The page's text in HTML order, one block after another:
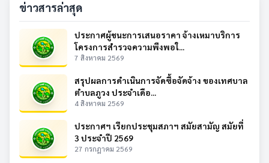
ข่าวสารล่าสุด
ประกาศผู้ชนะการเสนอราคา จ้างเหมาบริการ
โครงการสำรวจความพึงพอใ...
7 สิงหาคม 2569
สรุปผลการดำเนินการจัดซื้อจัดจ้าง ของเทศบาล
ตำบลภูวง ประจำเดือ...
4 สิงหาคม 2569
ประกาศฯ เรียกประชุมสภาฯ สมัยสามัญ สมัยที่
3 ประจำปี 2569
27 กรกฎาคม 2569